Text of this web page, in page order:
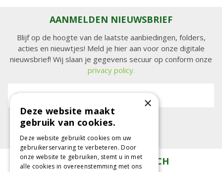
AANMELDEN NIEUWSBRIEF
Blijf op de hoogte van de laatste aanbiedingen, folders,
acties en nieuwtjes! Meld je hier aan voor onze digitale
nieuwsbrief! Wij slaan je gegevens secuur op conform onze
privacy policy.
E-mailadres:
TUINCENTRUM KOLBACH
×
Deze website maakt
gebruik van cookies.
Deze website gebruikt cookies om uw
gebruikerservaring te verbeteren. Door
onze website te gebruiken, stemt u in met
alle cookies in overeenstemming met ons